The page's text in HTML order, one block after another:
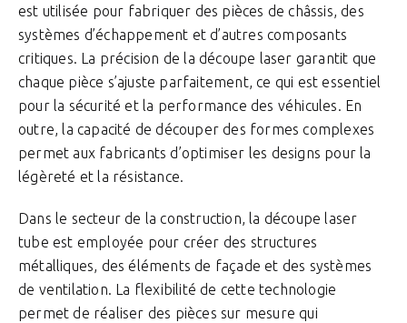
est utilisée pour fabriquer des pièces de châssis, des
systèmes d’échappement et d’autres composants
critiques. La précision de la découpe laser garantit que
chaque pièce s’ajuste parfaitement, ce qui est essentiel
pour la sécurité et la performance des véhicules. En
outre, la capacité de découper des formes complexes
permet aux fabricants d’optimiser les designs pour la
légèreté et la résistance.
Dans le secteur de la construction, la découpe laser
tube est employée pour créer des structures
métalliques, des éléments de façade et des systèmes
de ventilation. La flexibilité de cette technologie
permet de réaliser des pièces sur mesure qui